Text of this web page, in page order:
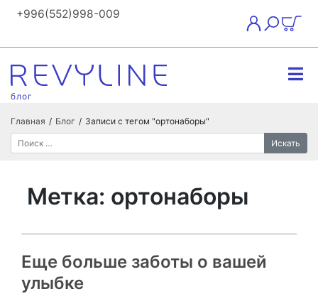
+996(552)998-009
блог
Главная / Блог / Записи с тегом "ортонаборы"
Искать
Метка: ортонаборы
Еще больше заботы о вашей
улыбке